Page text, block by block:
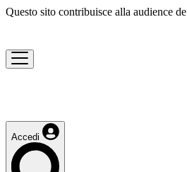
Questo sito contribuisce alla audience de
Accedi